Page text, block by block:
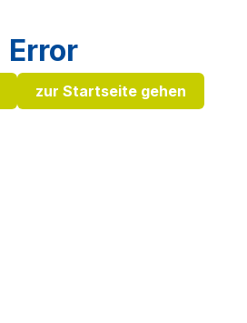
Error
zur Startseite gehen